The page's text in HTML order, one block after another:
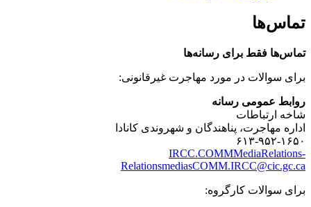
تماس‌ها
تماس‌ها فقط برای رسانه‌ها
برای سوالات در مورد مهاجرت غیرقانونی:
روابط عمومی رسانه
شاخه ارتباطات
اداره مهاجرت، پناهندگان و شهروندی کانادا
۶۱۳-۹۵۲-۱۶۵۰
IRCC.COMMMediaRelations-
RelationsmediasCOMM.IRCC@cic.gc.ca
برای سوالات کارگروه: